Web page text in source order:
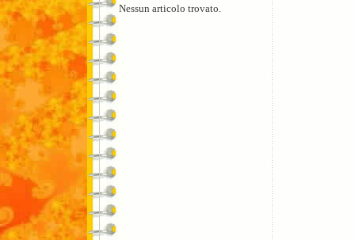
Nessun articolo trovato.